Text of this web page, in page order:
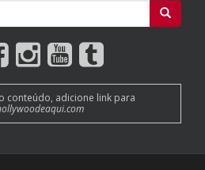
conteúdo, adicione link para